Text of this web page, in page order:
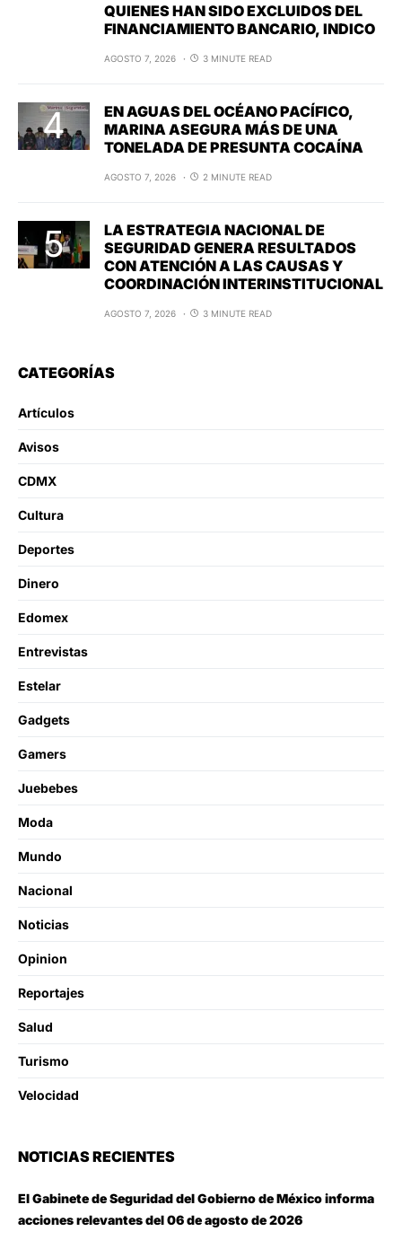
QUIENES HAN SIDO EXCLUIDOS DEL
FINANCIAMIENTO BANCARIO, INDICO
AGOSTO 7, 2026 3 MINUTE READ
EN AGUAS DEL OCÉANO PACÍFICO,
MARINA ASEGURA MÁS DE UNA
TONELADA DE PRESUNTA COCAÍNA
AGOSTO 7, 2026 2 MINUTE READ
LA ESTRATEGIA NACIONAL DE
SEGURIDAD GENERA RESULTADOS
CON ATENCIÓN A LAS CAUSAS Y
COORDINACIÓN INTERINSTITUCIONAL
AGOSTO 7, 2026 3 MINUTE READ
CATEGORÍAS
Artículos
Avisos
CDMX
Cultura
Deportes
Dinero
Edomex
Entrevistas
Estelar
Gadgets
Gamers
Juebebes
Moda
Mundo
Nacional
Noticias
Opinion
Reportajes
Salud
Turismo
Velocidad
NOTICIAS RECIENTES
El Gabinete de Seguridad del Gobierno de México informa
acciones relevantes del 06 de agosto de 2026